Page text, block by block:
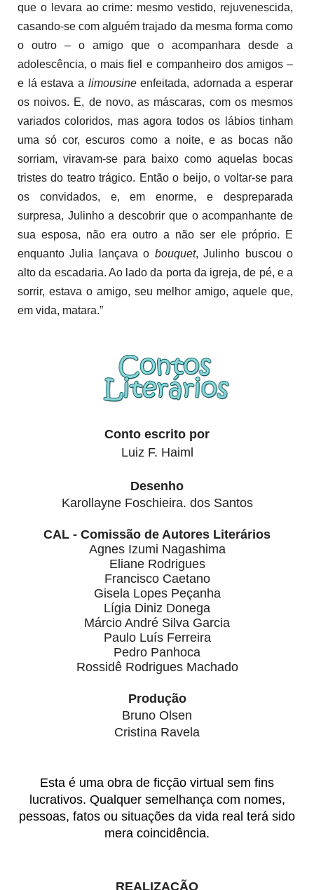
que o levara ao crime: mesmo vestido, rejuvenescida,
casando-se com alguém trajado da mesma forma como
o outro – o amigo que o acompanhara desde a
adolescência, o mais fiel e companheiro dos amigos –
e lá estava a limousineenfeitada, adornada a esperar
os noivos. E, de novo, as máscaras, com os mesmos
variados coloridos, mas agora todos os lábios tinham
uma só cor, escuros como a noite, e as bocas não
sorriam, viravam-se para baixo como aquelas bocas
tristes do teatro trágico. Então o beijo, o voltar-se para
os convidados, e, em enorme, e despreparada
surpresa, Julinho a descobrir que o acompanhante de
sua esposa, não era outro a não ser ele próprio. E
enquanto Julia lançava o bouquet, Julinho buscou o
alto da escadaria. Ao lado da porta da igreja, de pé, e a
sorrir, estava o amigo, seu melhor amigo, aquele que,
em vida, matara.”
Conto escrito por
Luiz F. Haiml
Desenho
Karollayne Foschieira. dos Santos
CAL - Comissão de Autores Literários
Eliane Rodrigues
Francisco Caetano
Gisela Lopes Peçanha
Lígia Diniz Donega
Márcio André Silva Garcia
Paulo Luís Ferreira
Pedro Panhoca
Rossidê Rodrigues Machado
Produção
Bruno Olsen
Cristina Ravela
Esta é uma obra de ficção virtual sem fins
lucrativos. Qualquer semelhança com nomes,
pessoas, fatos ou situações da vida real terá sido
mera coincidência.
REALIZAÇÃO